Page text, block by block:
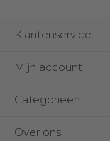
Klantenservice
Mijn account
Categorieën
Over ons